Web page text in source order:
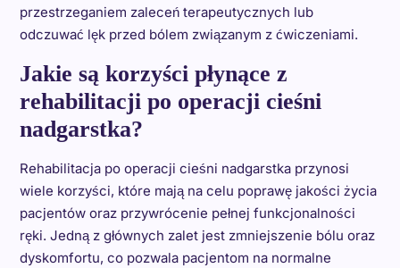
przestrzeganiem zaleceń terapeutycznych lub
odczuwać lęk przed bólem związanym z ćwiczeniami.
Jakie są korzyści płynące z
rehabilitacji po operacji cieśni
nadgarstka?
Rehabilitacja po operacji cieśni nadgarstka przynosi
wiele korzyści, które mają na celu poprawę jakości życia
pacjentów oraz przywrócenie pełnej funkcjonalności
ręki. Jedną z głównych zalet jest zmniejszenie bólu oraz
dyskomfortu, co pozwala pacjentom na normalne